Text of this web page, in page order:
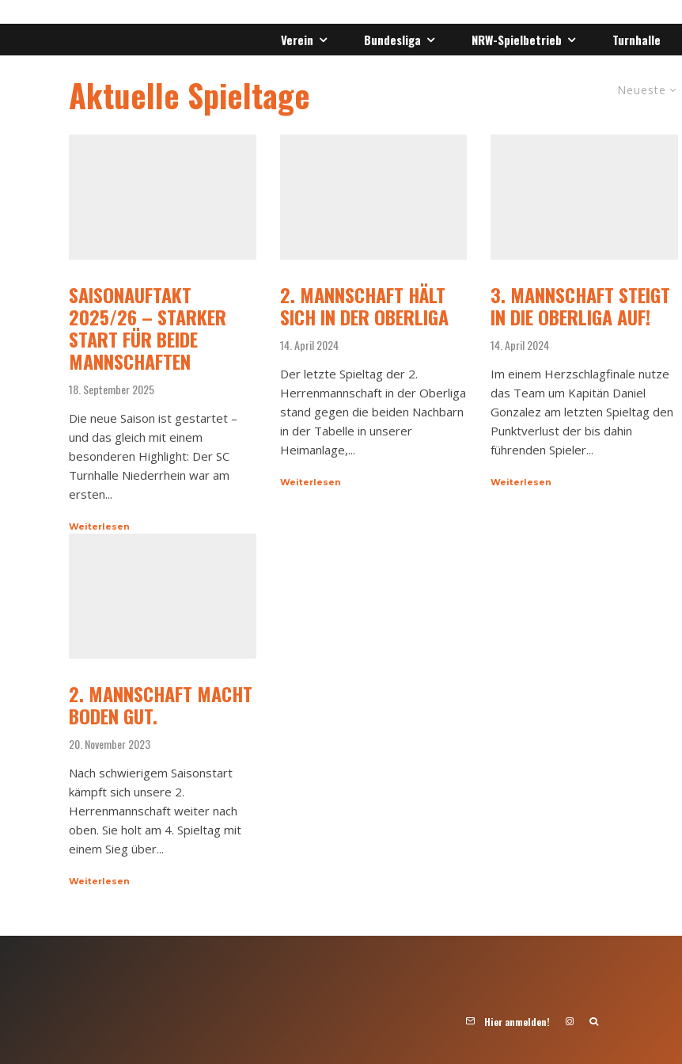
Verein Bundesliga NRW-Spielbetrieb Turnhalle
Neueste
Aktuelle Spieltage
SAISONAUFTAKT
2025/26 – STARKER
START FÜR BEIDE
MANNSCHAFTEN
18. September 2025
Die neue Saison ist gestartet –
und das gleich mit einem
besonderen Highlight: Der SC
Turnhalle Niederrhein war am
ersten...
Weiterlesen
2. MANNSCHAFT HÄLT
SICH IN DER OBERLIGA
14. April 2024
Der letzte Spieltag der 2.
Herrenmannschaft in der Oberliga
stand gegen die beiden Nachbarn
in der Tabelle in unserer
Heimanlage,...
Weiterlesen
3. MANNSCHAFT STEIGT
IN DIE OBERLIGA AUF!
14. April 2024
Im einem Herzschlagfinale nutze
das Team um Kapitän Daniel
Gonzalez am letzten Spieltag den
Punktverlust der bis dahin
führenden Spieler...
Weiterlesen
2. MANNSCHAFT MACHT
BODEN GUT.
20. November 2023
Nach schwierigem Saisonstart
kämpft sich unsere 2.
Herrenmannschaft weiter nach
oben. Sie holt am 4. Spieltag mit
einem Sieg über...
Weiterlesen
Hier anmelden!